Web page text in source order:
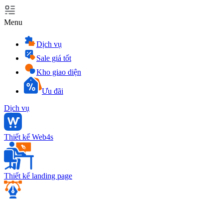
Menu
Dịch vụ
Sale giá tốt
Kho giao diện
Ưu đãi
Dịch vụ
Thiết kế Web4s
Thiết kế landing page